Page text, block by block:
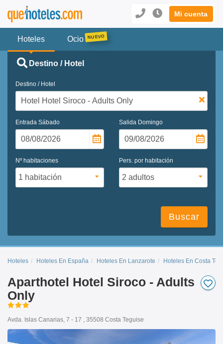
Mi cuenta
Hoteles Ocio
Destino / Hotel
Destino / Hotel
Entrada Sábado Salida Domingo
Nº habitaciones Pers. por habitación
Buscar
Hoteles Hoteles En España Hoteles En Lanzarote Hoteles En Costa
Aparthotel Hotel Siroco - Adults
Only
Avda. Islas Canarias, 7 - 17 , 35508 Costa Teguise